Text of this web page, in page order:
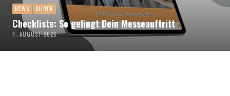
NEWS SLIDER
Checkliste: So gelingt Dein Messeauftritt
4. AUGUST 2026